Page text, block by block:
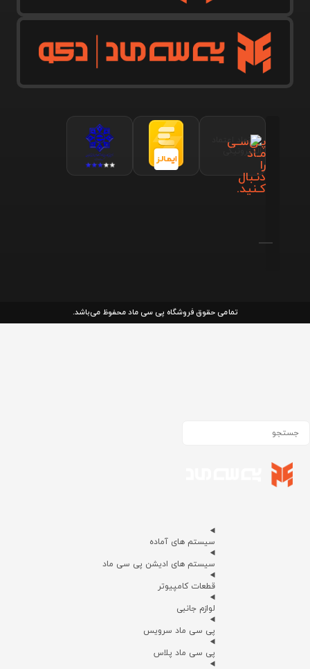
پـی‌سـی
مـاد
را
دنـبال
کـنید.
تمامی حقوق فروشگاه پی سی ماد محفوظ می‌باشد.
سیستم های آماده
سیستم های ادیشن پی سی ماد
قطعات کامپیوتر
لوازم جانبی
پی سی ماد سرویس
پی سی ماد پلاس